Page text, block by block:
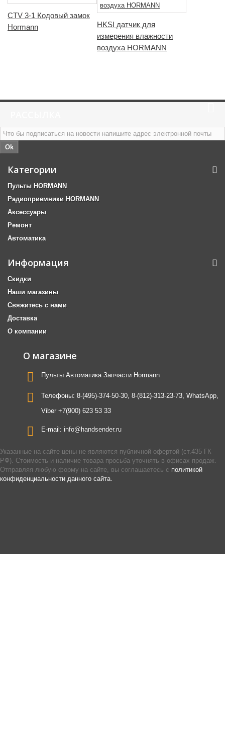
CTV 3-1 Кодовый замок
Hormann
HKSI датчик для
измерения влажности
воздуха HORMANN
Ok
Категории
Пульты HORMANN
Радиоприемники HORMANN
Аксессуары
Ремонт
Автоматика
Информация
Скидки
Наши магазины
Свяжитесь с нами
Доставка
О компании
О магазине
Пульты Автоматика Запчасти Hormann
Телефоны: 8-(495)-374-50-30, 8-(812)-313-23-73, WhatsApp,
Viber +7(900) 623 53 33
E-mail: info@handsender.ru
Указанные на сайте цены не являются публичной офертой (ст.435 ГК
РФ). Стоимость и наличие товара просьба уточнять в офисах продаж.
Отправляя любую форму на сайте, вы соглашаетесь с политикой
конфиденциальности данного сайта.